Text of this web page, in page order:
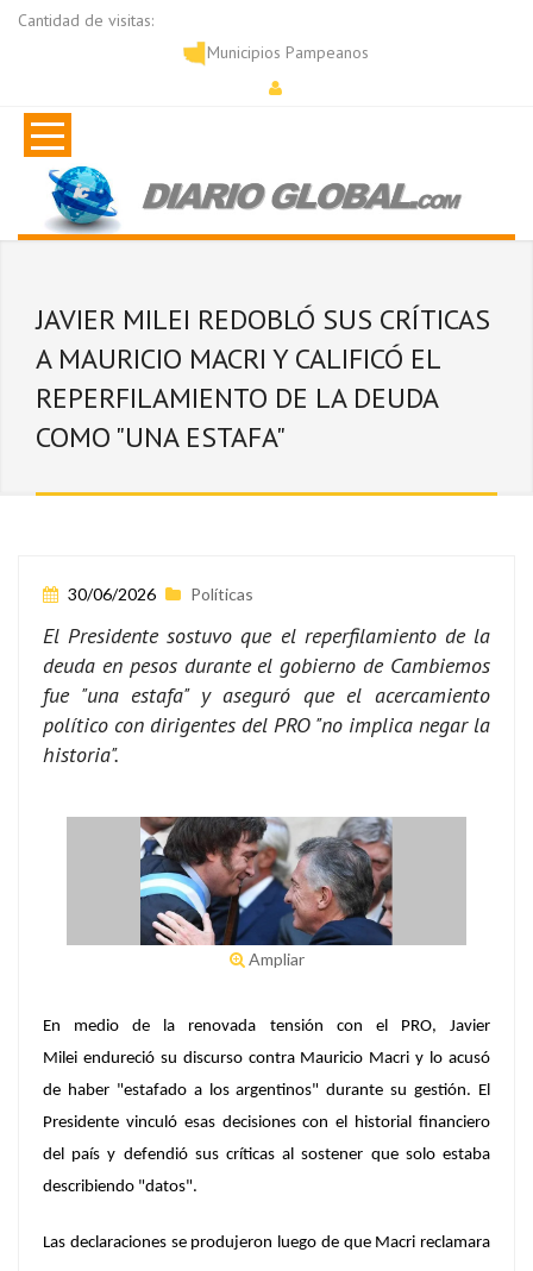
Cantidad de visitas:
Municipios Pampeanos
JAVIER MILEI REDOBLÓ SUS CRÍTICAS
A MAURICIO MACRI Y CALIFICÓ EL
REPERFILAMIENTO DE LA DEUDA
COMO "UNA ESTAFA"
30/06/2026 Políticas
El Presidente sostuvo que el reperfilamiento de la
deuda en pesos durante el gobierno de Cambiemos
fue "una estafa" y aseguró que el acercamiento
político con dirigentes del PRO "no implica negar la
historia".
Ampliar
En medio de la renovada tensión con el PRO, Javier
Milei endureció su discurso contra Mauricio Macri y lo acusó
de haber "estafado a los argentinos" durante su gestión. El
Presidente vinculó esas decisiones con el historial financiero
del país y defendió sus críticas al sostener que solo estaba
describiendo "datos".
Las declaraciones se produjeron luego de que Macri reclamara